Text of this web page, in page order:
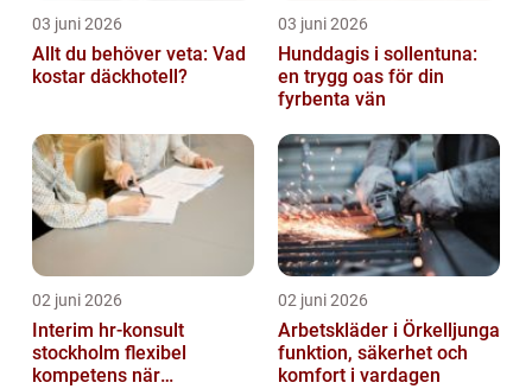
03 juni 2026
Allt du behöver veta: Vad
kostar däckhotell?
03 juni 2026
Hunddagis i sollentuna:
en trygg oas för din
fyrbenta vän
02 juni 2026
Interim hr-konsult
stockholm flexibel
kompetens när
02 juni 2026
Arbetskläder i Örkelljunga
funktion, säkerhet och
komfort i vardagen